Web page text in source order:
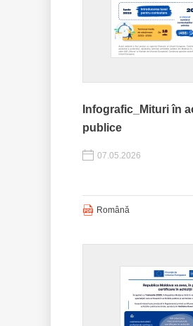
Infografic_Mituri în
publice
07.05.2026
Română